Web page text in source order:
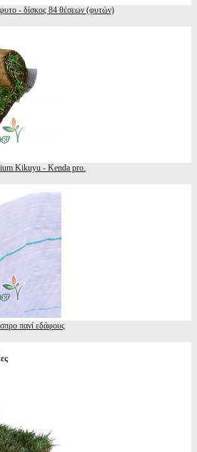
- δίσκος 84 θέσεων (φυτών)
Kikuyu - Kenda pro.
πανί εδάφους